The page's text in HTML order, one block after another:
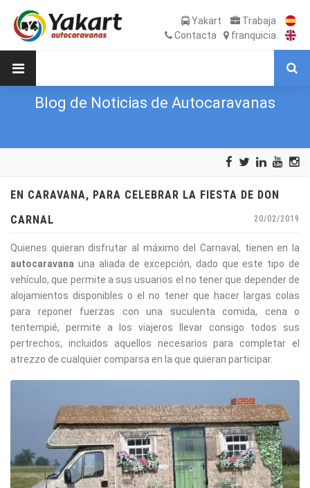
Yakart
Trabaja
Contacta
franquicia
Blog de Noticias de Autocaravanas
EN CARAVANA, PARA CELEBRAR LA FIESTA DE DON
CARNAL
20/02/2019
Quienes quieran disfrutar al máximo del Carnaval, tienen en la
autocaravana una aliada de excepción, dado que este tipo de
vehículo, que permite a sus usuarios el no tener que depender de
alojamientos disponibles o el no tener que hacer largas colas
para reponer fuerzas con una suculenta comida, cena o
tentempié, permite a los viajeros llevar consigo todos sus
pertrechos, incluidos aquellos necesarios para completar el
atrezzo de cualquier comparsa en la que quieran participar.